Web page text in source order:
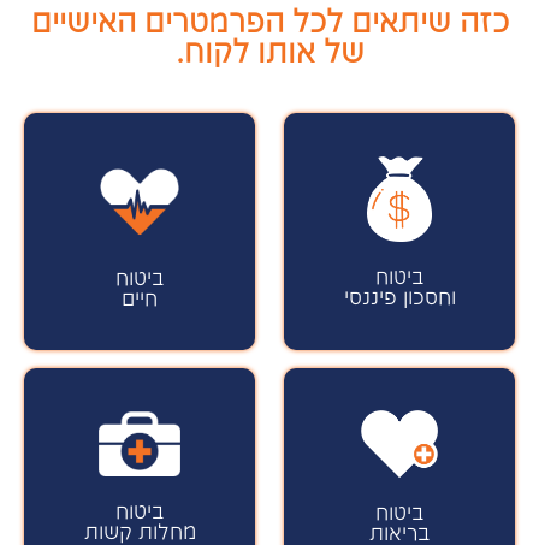
כזה שיתאים לכל הפרמטרים האישיים
של אותו לקוח.
ביטוח
וחסכון פיננסי
ביטוח
חיים
ביטוח
בריאות
ביטוח
מחלות קשות